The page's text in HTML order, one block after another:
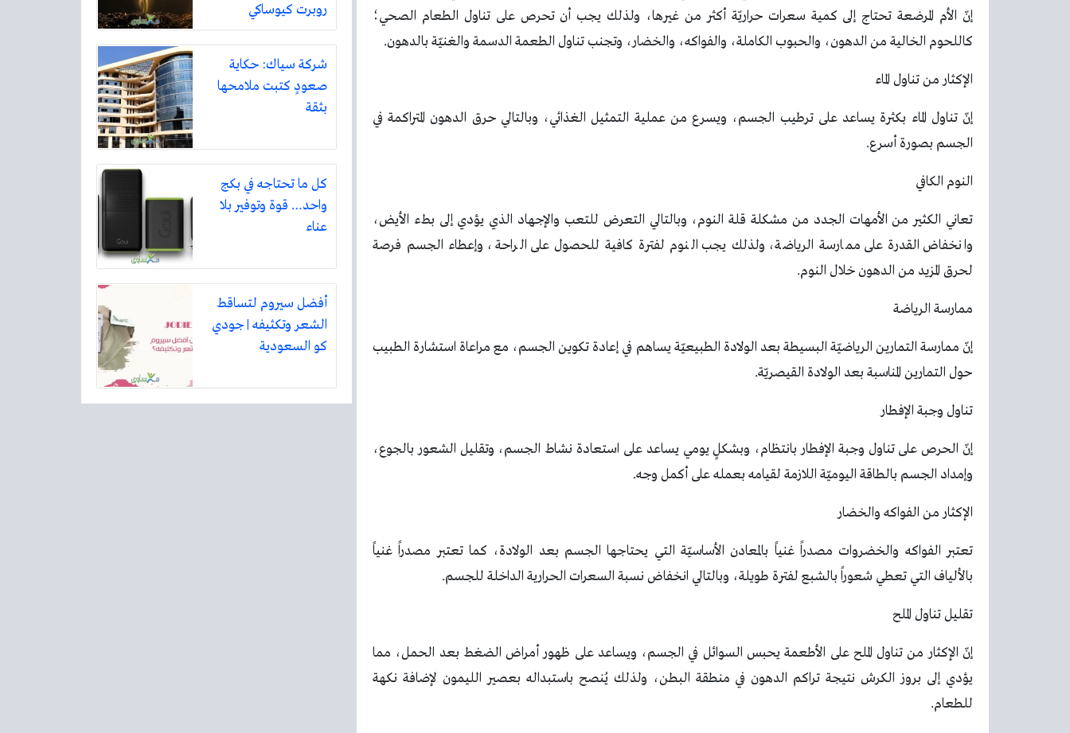
إنّ الأم المرضعة تحتاج إلى كمية سعرات حراريّة أكثر من غيرها، ولذلك يجب أن تحرص على تناول الطعام الصحي؛
كاللحوم الخالية من الدهون، والحبوب الكاملة، والفواكه، والخضار، وتجنب تناول الطعمة الدسمة والغنيّة بالدهون.
الإكثار من تناول الماء
إنّ تناول الماء بكثرة يساعد على ترطيب الجسم، ويسرع من عملية التمثيل الغذائي، وبالتالي حرق الدهون المتراكمة في
الجسم بصورة أسرع.
النوم الكافي
تعاني الكثير من الأمهات الجدد من مشكلة قلة النوم، وبالتالي التعرض للتعب والإجهاد الذي يؤدي إلى بطء الأيض،
وانخفاض القدرة على ممارسة الرياضة، ولذلك يجب النوم لفترة كافية للحصول على الراحة، وإعطاء الجسم فرصة
لحرق المزيد من الدهون خلال النوم.
ممارسة الرياضة
إنّ ممارسة التمارين الرياضيّة البسيطة بعد الولادة الطبيعيّة يساهم في إعادة تكوين الجسم، مع مراعاة استشارة الطبيب
حول التمارين المناسبة بعد الولادة القيصريّة.
تناول وجبة الإفطار
إنّ الحرص على تناول وجبة الإفطار بانتظام، وبشكلٍ يومي يساعد على استعادة نشاط الجسم، وتقليل الشعور بالجوع،
وإمداد الجسم بالطاقة اليوميّة اللازمة لقيامه بعمله على أكمل وجه.
الإكثار من الفواكه والخضار
تعتبر الفواكه والخضروات مصدراً غنياً بالمعادن الأساسيّة التي يحتاجها الجسم بعد الولادة، كما تعتبر مصدراً غنياً
بالألياف التي تعطي شعوراً بالشبع لفترة طويلة، وبالتالي انخفاض نسبة السعرات الحرارية الداخلة للجسم.
تقليل تناول الملح
إنّ الإكثار من تناول الملح على الأطعمة يحبس السوائل في الجسم، ويساعد على ظهور أمراض الضغط بعد الحمل، مما
يؤدي إلى بروز الكرش نتيجة تراكم الدهون في منطقة البطن، ولذلك يُنصح باستبداله بعصير الليمون لإضافة نكهة
للطعام.
روبرت كيوساكي
شركة سياك: حكاية
صعودٍ كتبت ملامحها
بثقة
كل ما تحتاجه في بكج
واحد… قوة وتوفير بلا
عناء
أفضل سيروم لتساقط
الشعر وتكثيفه | جودي
كو السعودية